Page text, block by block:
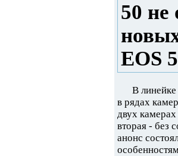
50 не
EOS
В
в рядах
двух
вторая - без
анонс